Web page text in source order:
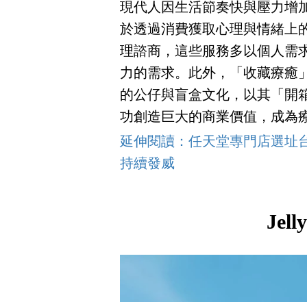
現代人因生活節奏快與壓力增
於透過消費獲取心理與情緒上
理諮商，這些服務多以個人需
力的需求。此外，「收藏療癒
的公仔與盲盒文化，以其「開
功創造巨大的商業價值，成為
延伸閱讀：任天堂專門店選址
持續發威